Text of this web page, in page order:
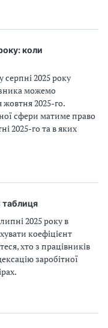
коли
серпні 2025 року
можемо
жовтня 2025-го.
сфери матиме право
2025-го та в яких
таблиця
2025 року в
коефіцієнт
хто з працівників
заробітної